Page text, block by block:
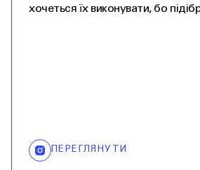
хочеться їх виконувати, бо
ПЕРЕГЛЯНУТИ